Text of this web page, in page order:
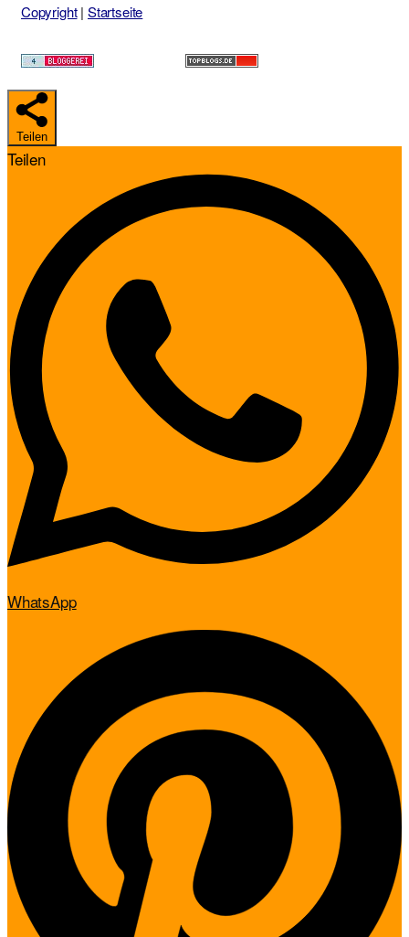
Copyright| Startseite
Teilen
Teilen
WhatsApp